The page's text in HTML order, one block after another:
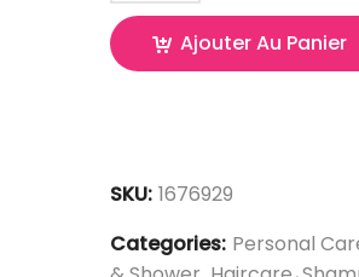
Ajouter Au Panier
SKU: 1676929
Categories: Personal